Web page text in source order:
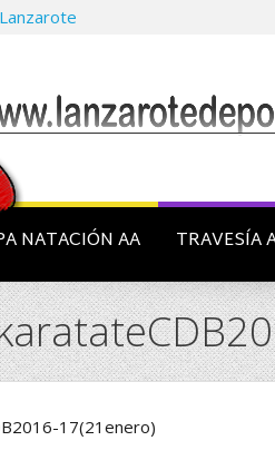
NATACIÓN AA TRAVESÍA
17(21enero)